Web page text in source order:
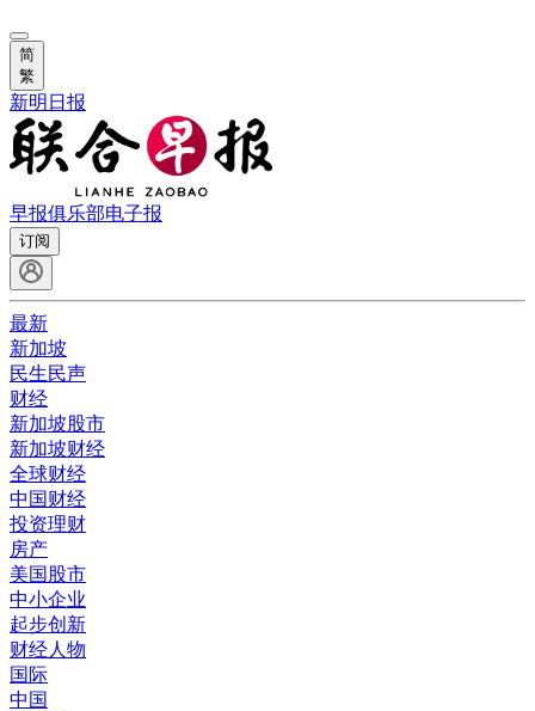
简
繁
新明日报
早报俱乐部电子报
订阅
最新
新加坡
民生民声
财经
新加坡股市
新加坡财经
全球财经
中国财经
投资理财
房产
美国股市
中小企业
起步创新
财经人物
国际
中国